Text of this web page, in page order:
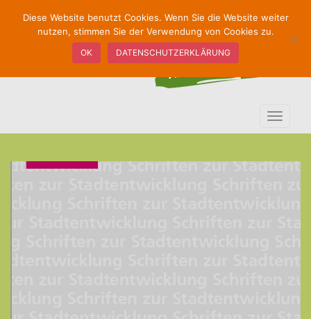
i
Diese Website benutzt Cookies. Wenn Sie die Website weiter
nutzen, stimmen Sie der Verwendung von Cookies zu.
OK DATENSCHUTZERKLÄRUNG